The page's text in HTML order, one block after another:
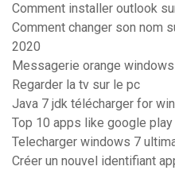
Comment installer outlook
Comment changer son nom
2020
Messagerie orange
Regarder la tv sur le pc
Java 7 jdk télécharger for
Top 10 apps like google
Telecharger windows 7
Créer un nouvel identifiant